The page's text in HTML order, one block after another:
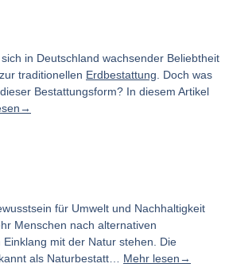
in Deutschland wachsender Beliebtheit
traditionellen Erdbestattung . Doch was
Bestattungsform? In diesem Artikel
für Umwelt und Nachhaltigkeit
Menschen nach alternativen
Einklang mit der Natur stehen. Die
als Naturbestatt… Mehr lesen→